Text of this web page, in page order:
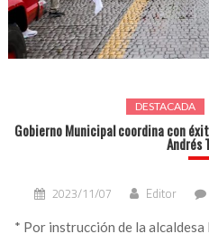
DESTACADA
Gobierno Municipal coordina con
Andrés
2023/11/07 Editor
* Por instrucción de la alcaldesa